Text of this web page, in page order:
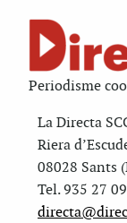
Periodisme
La Directa
Riera
08028 Sants
Tel. 935 27